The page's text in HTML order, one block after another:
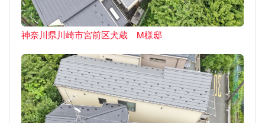
神奈川県川崎市宮前区犬蔵 M様邸